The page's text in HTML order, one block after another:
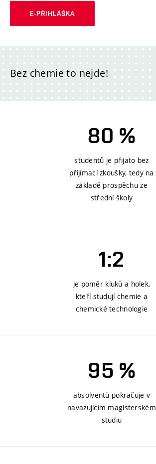
E-PŘIHLÁŠKA
Bez chemie to nejde!
80 %
studentů je přijato bez
přijímací zkoušky, tedy na
základě prospěchu ze
střední školy
1:2
je poměr kluků a holek,
kteří studují chemie a
chemické technologie
95 %
absolventů pokračuje v
navazujícím magisterském
studiu